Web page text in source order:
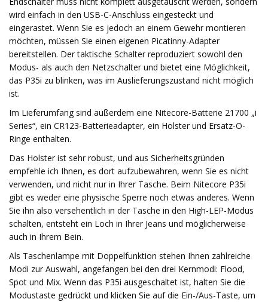
wird einfach in den USB-C-Anschluss eingesteckt und
eingerastet. Wenn Sie es jedoch an einem Gewehr montieren
möchten, müssen Sie einen eigenen Picatinny-Adapter
bereitstellen. Der taktische Schalter reproduziert sowohl den
Modus- als auch den Netzschalter und bietet eine Möglichkeit,
das P35i zu blinken, was im Auslieferungszustand nicht möglich
ist.
Im Lieferumfang sind außerdem eine Nitecore-Batterie 21700 „i
Series“, ein CR123-Batterieadapter, ein Holster und Ersatz-O-
Ringe enthalten.
Das Holster ist sehr robust, und aus Sicherheitsgründen
empfehle ich Ihnen, es dort aufzubewahren, wenn Sie es nicht
verwenden, und nicht nur in Ihrer Tasche. Beim Nitecore P35i
gibt es weder eine physische Sperre noch etwas anderes. Wenn
Sie ihn also versehentlich in der Tasche in den High-LEP-Modus
schalten, entsteht ein Loch in Ihrer Jeans und möglicherweise
auch in Ihrem Bein.
Als Taschenlampe mit Doppelfunktion stehen Ihnen zahlreiche
Modi zur Auswahl, angefangen bei den drei Kernmodi: Flood,
Spot und Mix. Wenn das P35i ausgeschaltet ist, halten Sie die
Modustaste gedrückt und klicken Sie auf die Ein-/Aus-Taste, um